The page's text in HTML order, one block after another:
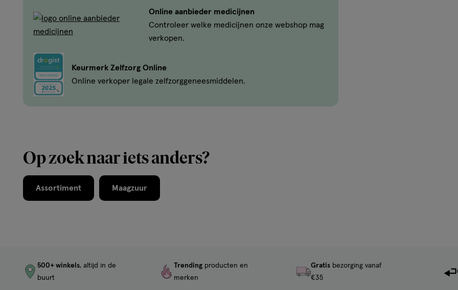
Online aanbieder medicijnen
Controleer welke medicijnen onze webshop mag
verkopen.
Keurmerk Zelfzorg Online
Online verkoper legale zelfzorggeneesmiddelen.
Op zoek naar iets anders?
Assortiment Maagzuur
500+ winkels, altijd in de
buurt
Trending producten en
merken
Gratisbezorging vanaf
€35